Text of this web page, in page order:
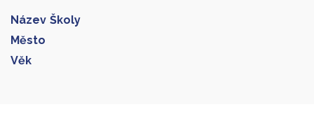
Název Školy
Město
Věk